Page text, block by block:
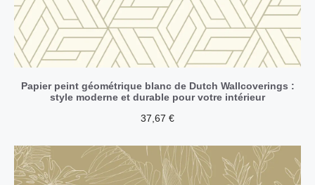
Papier peint géométrique blanc de Dutch Wallcoverings :
style moderne et durable pour votre intérieur
37,67 €